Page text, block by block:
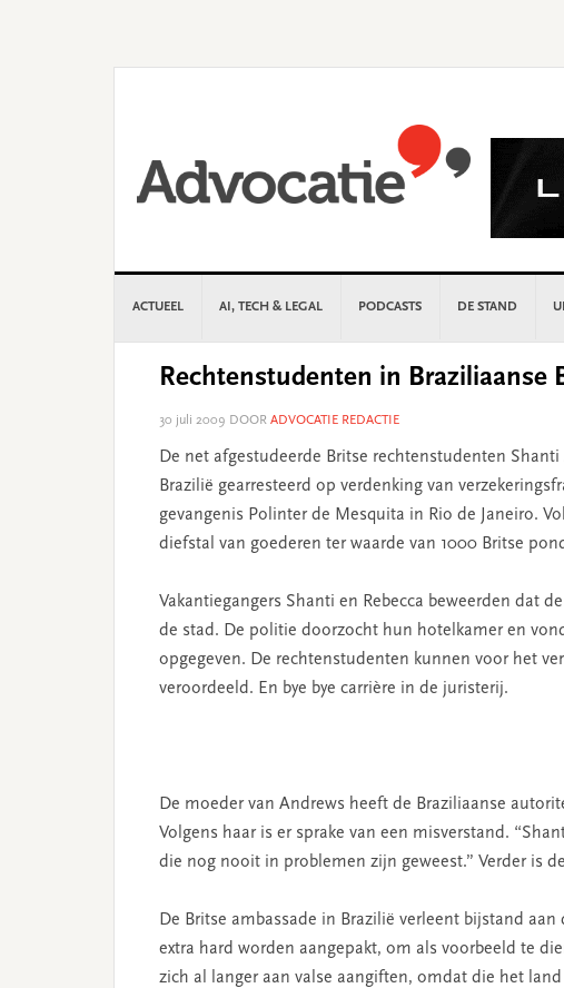
ACTUEEL AI, TECH & LEGAL PODCASTS DE STAND
Rechtenstudenten in Braziliaanse
30 juli 2009 DOOR ADVOCATIE REDACTIE
De net afgestudeerde Britse rechtenstudenten
Brazilië gearresteerd op verdenking van
gevangenis Polinter de Mesquita in Rio de Janeiro.
diefstal van goederen ter waarde van 1000 Britse
Vakantiegangers Shanti en Rebecca beweerden dat
de stad. De politie doorzocht hun hotelkamer en
opgegeven. De rechtenstudenten kunnen voor het
veroordeeld. En bye bye carrière in de juristerij.
De moeder van Andrews heeft de Braziliaanse
Volgens haar is er sprake van een misverstand.
die nog nooit in problemen zijn geweest.” Verder is
De Britse ambassade in Brazilië verleent bijstand
extra hard worden aangepakt, om als voorbeeld te
zich al langer aan valse aangiften, omdat die het